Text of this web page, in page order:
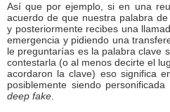
Así que por ejemplo, si en una
acuerdo de que nuestra palabra de
y posteriormente recibes una
emergencia y pidiendo una
le preguntarías es la palabra clave
contestarla (o al menos decirte el
acordaron la clave) eso significa
posiblemente siendo
deep fake